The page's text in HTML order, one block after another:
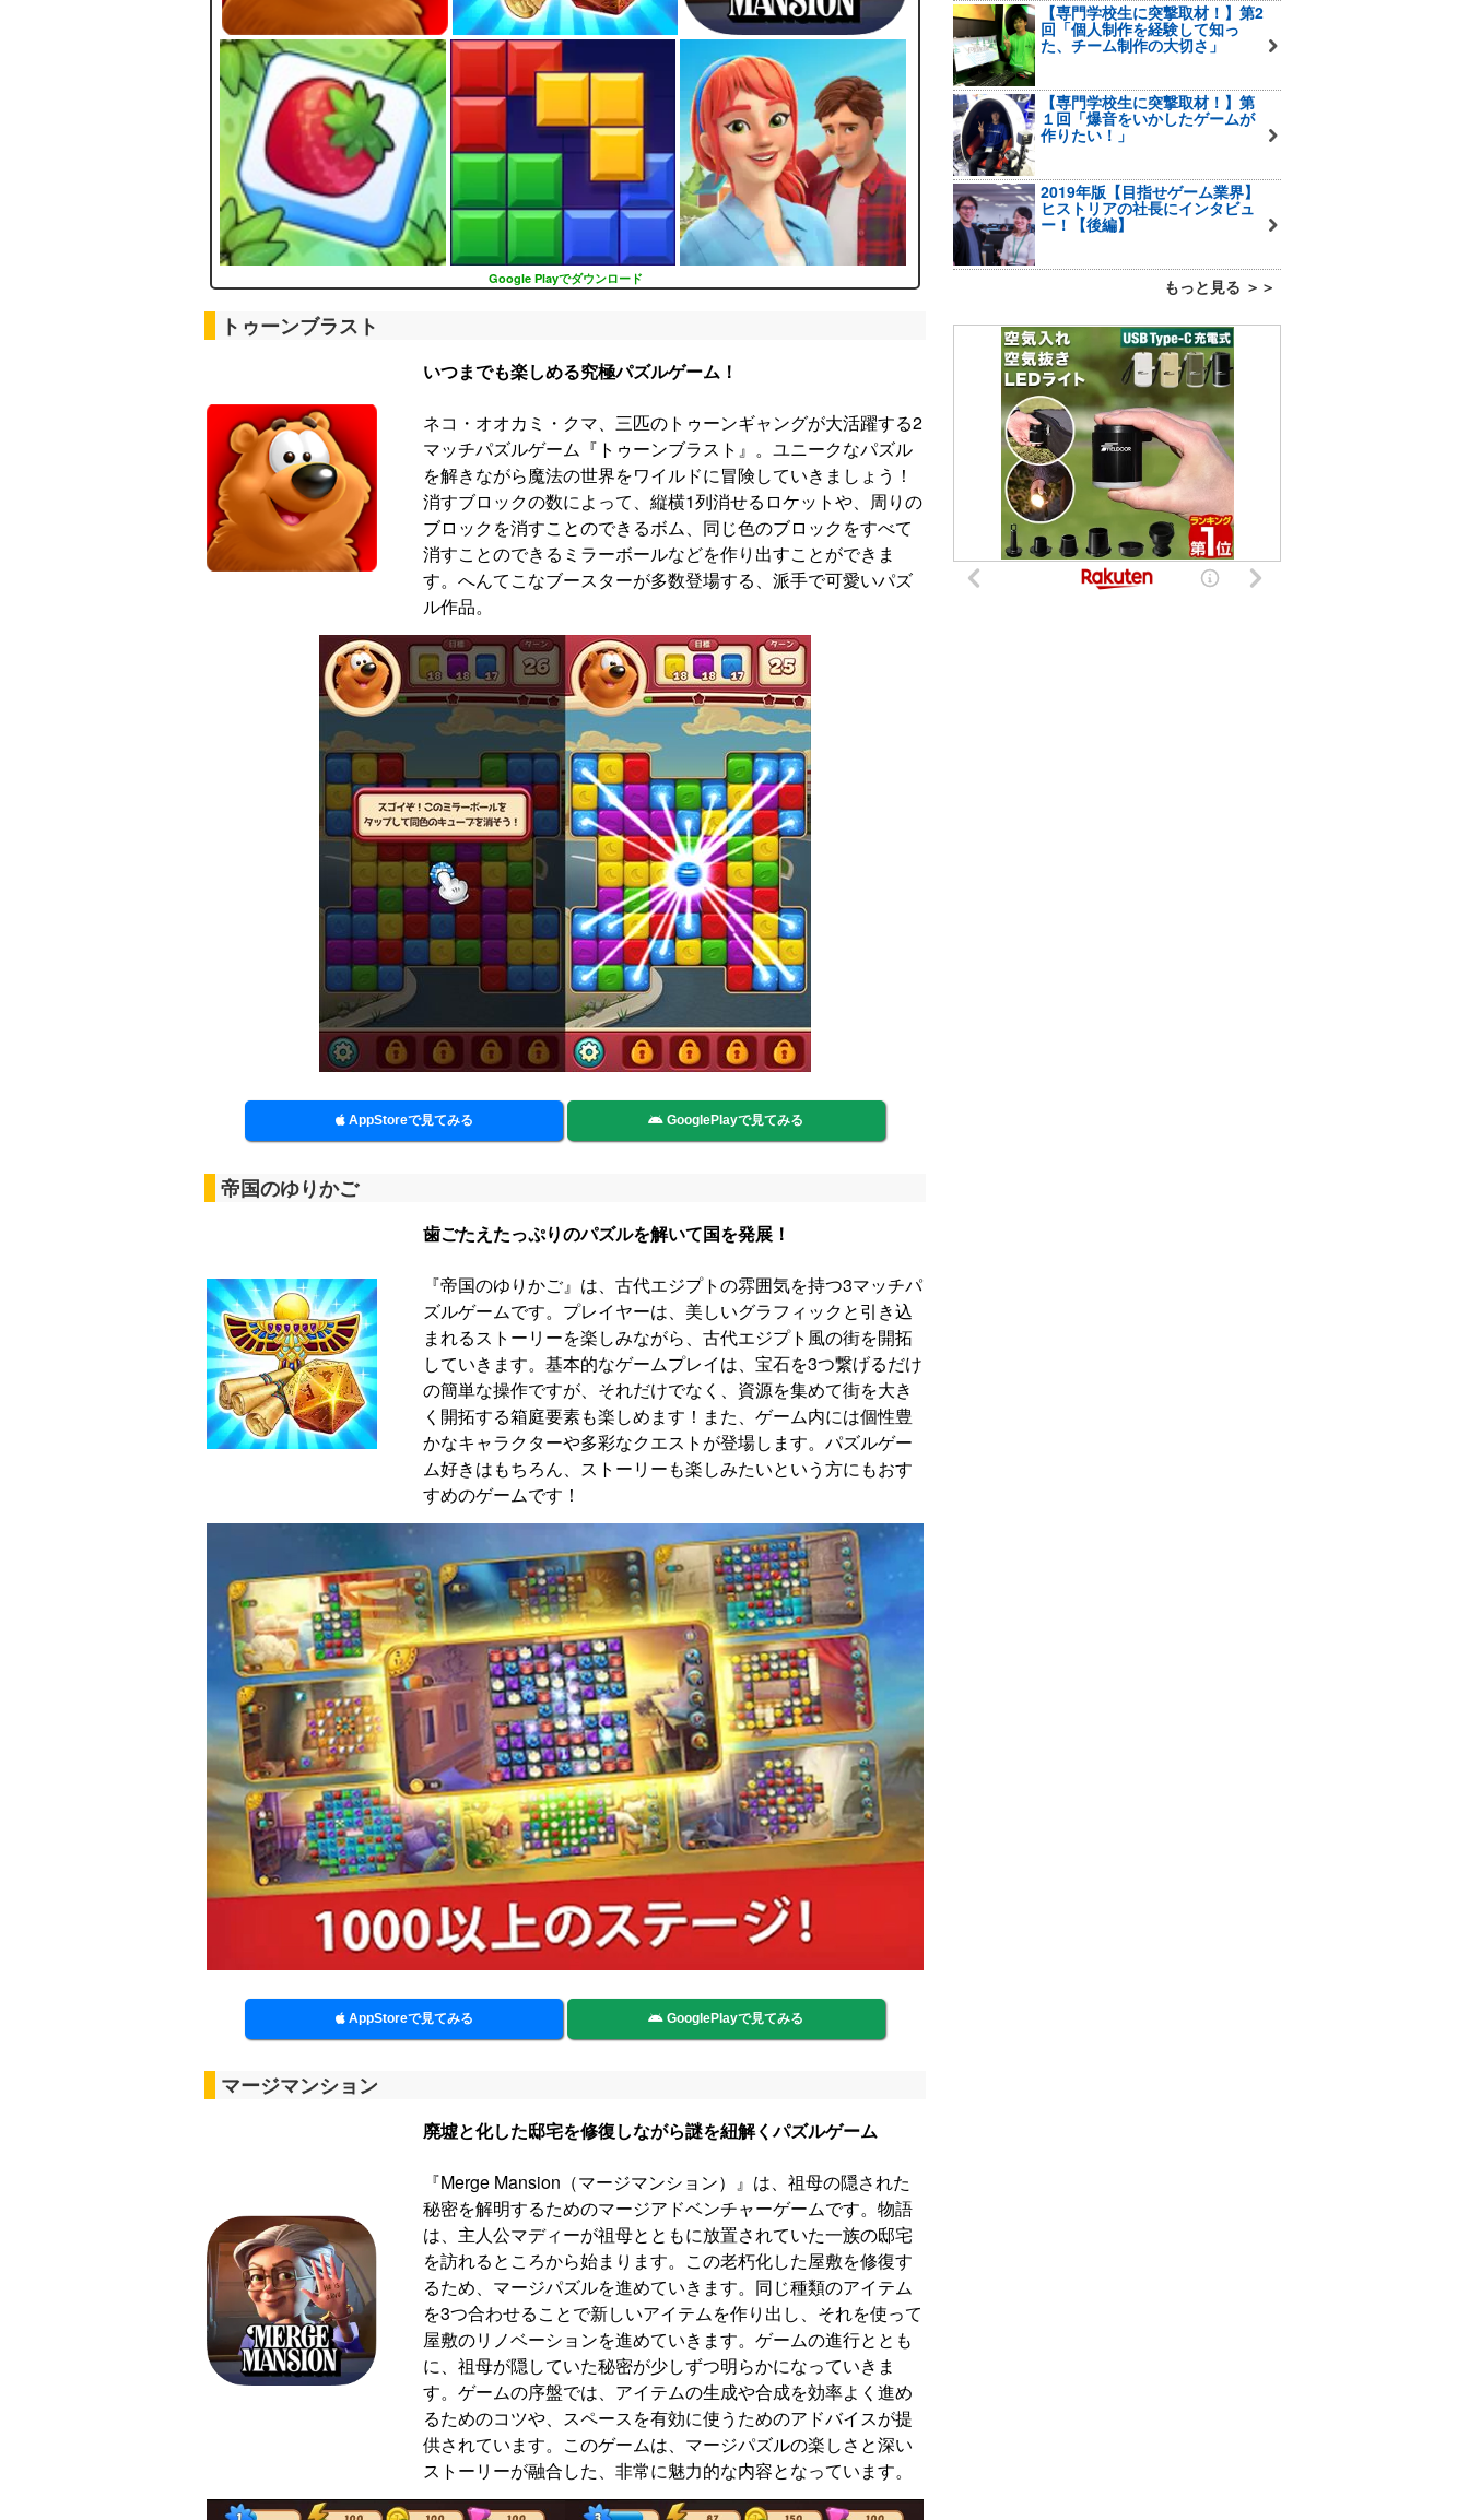
Google Playでダウンロード
トゥーンブラスト
いつまでも楽しめる究極パズルゲーム！
ネコ・オオカミ・クマ、三匹のトゥーンギャングが大活躍する2
マッチパズルゲーム『トゥーンブラスト』。ユニークなパズル
を解きながら魔法の世界をワイルドに冒険していきましょう！
消すブロックの数によって、縦横1列消せるロケットや、周りの
ブロックを消すことのできるボム、同じ色のブロックをすべて
消すことのできるミラーボールなどを作り出すことができま
す。へんてこなブースターが多数登場する、派手で可愛いパズ
ル作品。
AppStoreで見てみる GooglePlayで見てみる
帝国のゆりかご
歯ごたえたっぷりのパズルを解いて国を発展！
『帝国のゆりかご』は、古代エジプトの雰囲気を持つ3マッチパ
ズルゲームです。プレイヤーは、美しいグラフィックと引き込
まれるストーリーを楽しみながら、古代エジプト風の街を開拓
していきます。基本的なゲームプレイは、宝石を3つ繋げるだけ
の簡単な操作ですが、それだけでなく、資源を集めて街を大き
く開拓する箱庭要素も楽しめます！また、ゲーム内には個性豊
かなキャラクターや多彩なクエストが登場します。パズルゲー
ム好きはもちろん、ストーリーも楽しみたいという方にもおす
すめのゲームです！
AppStoreで見てみる GooglePlayで見てみる
マージマンション
廃墟と化した邸宅を修復しながら謎を紐解くパズルゲーム
『Merge Mansion（マージマンション）』は、祖母の隠された
秘密を解明するためのマージアドベンチャーゲームです。物語
は、主人公マディーが祖母とともに放置されていた一族の邸宅
を訪れるところから始まります。この老朽化した屋敷を修復す
るため、マージパズルを進めていきます。同じ種類のアイテム
を3つ合わせることで新しいアイテムを作り出し、それを使って
屋敷のリノベーションを進めていきます。ゲームの進行ととも
に、祖母が隠していた秘密が少しずつ明らかになっていきま
す。ゲームの序盤では、アイテムの生成や合成を効率よく進め
るためのコツや、スペースを有効に使うためのアドバイスが提
供されています。このゲームは、マージパズルの楽しさと深い
ストーリーが融合した、非常に魅力的な内容となっています。
【専門学校生に突撃取材！】第2
回「個人制作を経験して知っ
た、チーム制作の大切さ」
【専門学校生に突撃取材！】第
１回「爆音をいかしたゲームが
作りたい！」
2019年版【目指せゲーム業界】
ヒストリアの社長にインタビュ
ー！【後編】
もっと見る ＞＞